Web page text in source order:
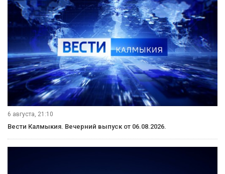
6 августа, 21:10
Вести Калмыкия. Вечерний выпуск от 06.08.2026.